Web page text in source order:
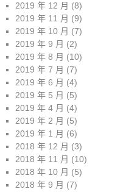
2019 年 12 月 (8)
2019 年 11 月 (9)
2019 年 10 月 (7)
2019 年 9 月 (2)
2019 年 8 月 (10)
2019 年 7 月 (7)
2019 年 6 月 (4)
2019 年 5 月 (5)
2019 年 4 月 (4)
2019 年 2 月 (5)
2019 年 1 月 (6)
2018 年 12 月 (3)
2018 年 11 月 (10)
2018 年 10 月 (5)
2018 年 9 月 (7)